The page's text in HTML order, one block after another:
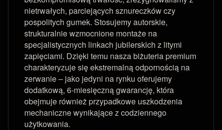
nietrwałych, parciejących sznureczków czy
pospolitych gumek. Stosujemy autorskie,
strukturalnie wzmocnione montaże na
specjalistycznych linkach jubilerskich z litymi
zapięciami. Dzięki temu nasza biżuteria premium
charakteryzuje się ekstremalną odpornością na
zerwanie – jako jedyni na rynku oferujemy
dodatkową, 6-miesięczną gwarancję, która
obejmuje również przypadkowe uszkodzenia
mechaniczne wynikające z codziennego
użytkowania.